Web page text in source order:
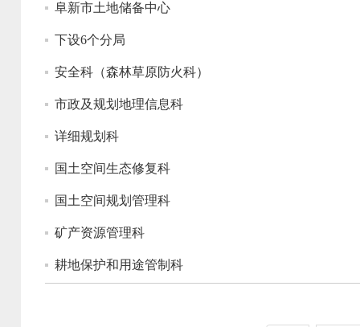
阜新市土地储备中心
下设6个分局
安全科（森林草原防火科）
市政及规划地理信息科
详细规划科
国土空间生态修复科
国土空间规划管理科
矿产资源管理科
耕地保护和用途管制科